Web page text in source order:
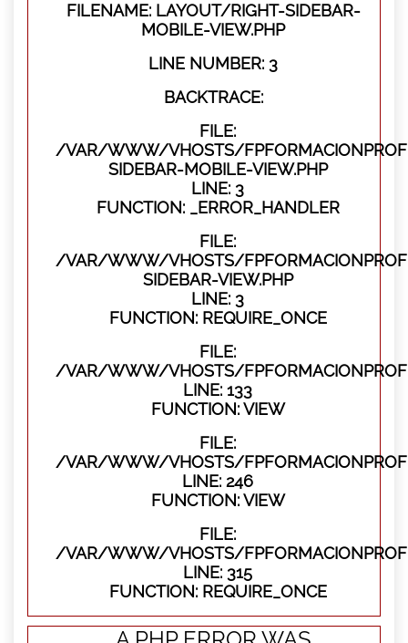
FILENAME: LAYOUT/RIGHT-SIDEBAR-
MOBILE-VIEW.PHP
LINE NUMBER: 3
BACKTRACE:
FILE:
/VAR/WWW/VHOSTS/
SIDEBAR-MOBILE-VIEW.PHP
LINE: 3
FUNCTION: _ERROR_HANDLER
FILE:
/VAR/WWW/VHOSTS/
SIDEBAR-VIEW.PHP
LINE: 3
FUNCTION: REQUIRE_ONCE
FILE:
/VAR/WWW/VHOSTS/
LINE: 133
FUNCTION: VIEW
FILE:
/VAR/WWW/VHOSTS/
LINE: 246
FUNCTION: VIEW
FILE:
/VAR/WWW/VHOSTS/
LINE: 315
FUNCTION: REQUIRE_ONCE